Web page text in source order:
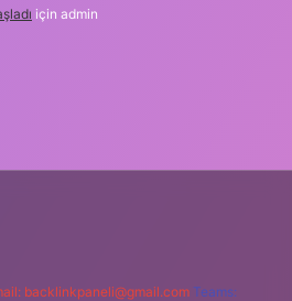
için admin
backlinkpaneli@gmail.com Teams: